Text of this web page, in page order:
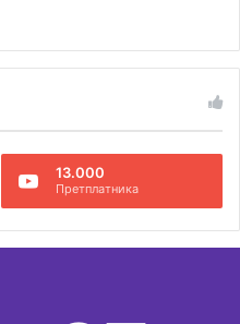
13.000
Претплатника